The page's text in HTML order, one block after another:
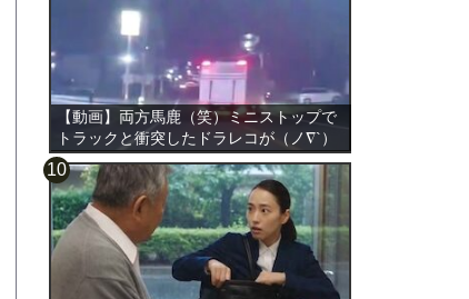
【動画】両方馬鹿（笑）ミニストップで
トラックと衝突したドラレコが（ノ∇`）